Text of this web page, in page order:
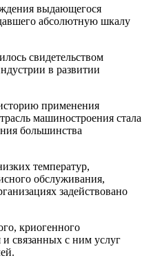
выдающегося
абсолютную шкалу
свидетельством
в развитии
применения
машиностроения стала
большинства
температур,
обслуживания,
задействовано
криогенного
и связанных с ним услуг